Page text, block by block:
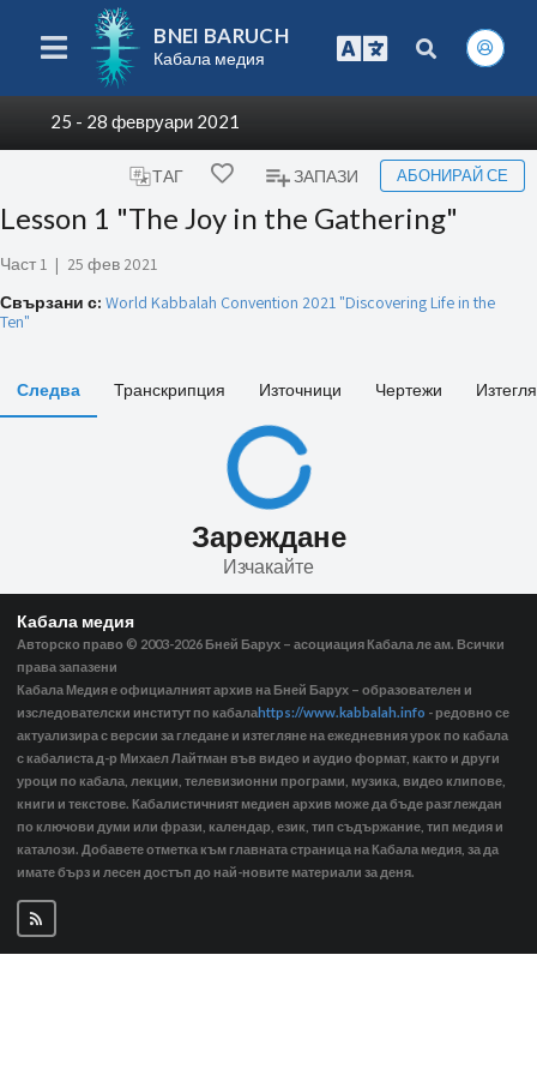
BNEI BARUCH
Кабала медия
25 - 28 февруари 2021
ТАГ ЗАПАЗИ АБОНИРАЙ СЕ
Lesson 1 "The Joy in the Gathering"
Част 1 | 25 фев 2021
Свързани с: World Kabbalah Convention 2021 "Discovering Life in the
Ten"
Следва Транскрипция Източници Чертежи
Зареждане
Изчакайте
Кабала медия
Авторско право © 2003-2026 Бней Барух – асоциация Кабала ле ам. Всички
права запазени
Кабала Медия е официалният архив на Бней Барух – образователен и
изследователски институт по кабалаhttps://www.kabbalah.info - редовно се
актуализира с версии за гледане и изтегляне на ежедневния урок по кабала
с кабалиста д-р Михаел Лайтман във видео и аудио формат, както и други
уроци по кабала, лекции, телевизионни програми, музика, видео клипове,
книги и текстове. Кабалистичният медиен архив може да бъде разглеждан
по ключови думи или фрази, календар, език, тип съдържание, тип медия и
каталози. Добавете отметка към главната страница на Кабала медия, за да
имате бърз и лесен достъп до най-новите материали за деня.